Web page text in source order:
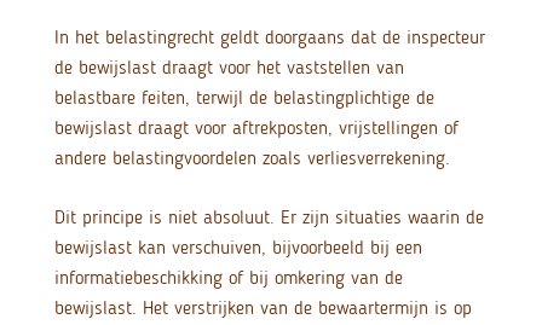
In het belastingrecht geldt doorgaans dat de inspecteur
de bewijslast draagt voor het vaststellen van
belastbare feiten, terwijl de belastingplichtige de
bewijslast draagt voor aftrekposten, vrijstellingen of
andere belastingvoordelen zoals verliesverrekening.
Dit principe is niet absoluut. Er zijn situaties waarin de
bewijslast kan verschuiven, bijvoorbeeld bij een
informatiebeschikking of bij omkering van de
bewijslast. Het verstrijken van de bewaartermijn is op